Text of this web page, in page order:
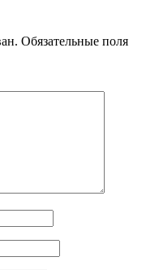
Обязательные поля